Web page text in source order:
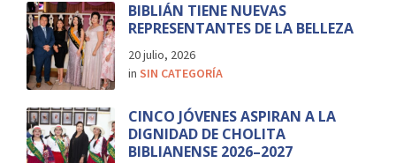
BIBLIÁN TIENE NUEVAS
REPRESENTANTES DE LA BELLEZA
20 julio, 2026
in SIN CATEGORÍA
CINCO JÓVENES ASPIRAN A LA
DIGNIDAD DE CHOLITA
BIBLIANENSE 2026–2027